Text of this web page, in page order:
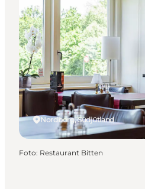
Erlebnisse
Städte und Regionen
Events
Übernachtung
Plane deine Reise
Booking
Nordborg, Südjütland
Foto: Restaurant Bitten